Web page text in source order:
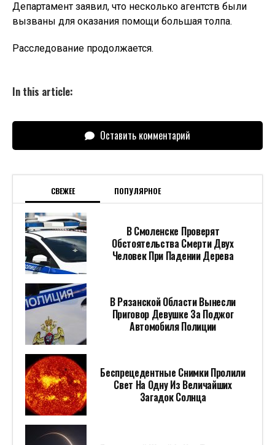
Департамент заявил, что несколько агентств были
вызваны для оказания помощи большая толпа.
Расследование продолжается.
In this article:
Оставить комментарий
СВЕЖЕЕ ПОПУЛЯРНОЕ
В Смоленске Проверят
Обстоятельства Смерти Двух
Человек При Падении Дерева
В Рязанской Области Вынесли
Приговор Девушке За Поджог
Автомобиля Полиции
Беспрецедентные Снимки Пролили
Свет На Одну Из Величайших
Загадок Солнца